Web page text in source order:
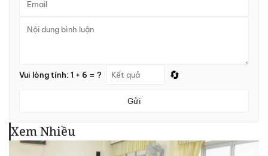
Vui lòng tính: 1 + 6 = ? 🔄
Gửi
Xem Nhiều